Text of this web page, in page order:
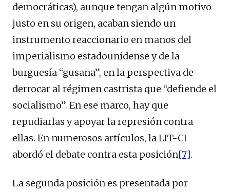
democráticas), aunque tengan algún motivo
justo en su origen, acaban siendo un
instrumento reaccionario en manos del
imperialismo estadounidense y de la
burguesía “gusana”, en la perspectiva de
derrocar al régimen castrista que “defiende el
socialismo”. En ese marco, hay que
repudiarlas y apoyar la represión contra
ellas. En numerosos artículos, la LIT-CI
abordó el debate contra esta posición[7].
La segunda posición es presentada por